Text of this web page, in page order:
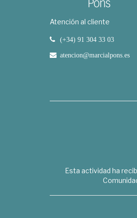
Atención al cliente
(+34) 91 304 33 03
atencion@marcialpons.es
Esta actividad ha